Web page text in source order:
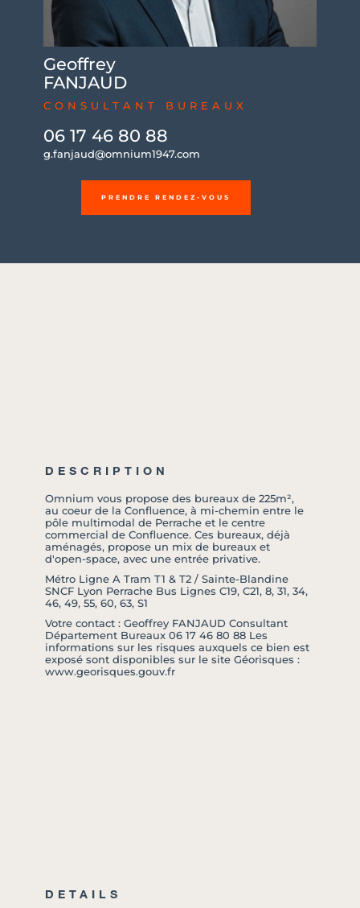
Geoffrey
FANJAUD
CONSULTANT BUREAUX
06 17 46 80 88
g.fanjaud@omnium1947.com
PRENDRE RENDEZ-VOUS
DESCRIPTION
Omnium vous propose des bureaux de 225m²,
au coeur de la Confluence, à mi-chemin entre le
pôle multimodal de Perrache et le centre
commercial de Confluence. Ces bureaux, déjà
aménagés, propose un mix de bureaux et
d'open-space, avec une entrée privative.
Métro Ligne A Tram T1 & T2 / Sainte-Blandine
SNCF Lyon Perrache Bus Lignes C19, C21, 8, 31, 34,
46, 49, 55, 60, 63, S1
Votre contact : Geoffrey FANJAUD Consultant
Département Bureaux 06 17 46 80 88 Les
informations sur les risques auxquels ce bien est
exposé sont disponibles sur le site Géorisques :
www.georisques.gouv.fr
DETAILS